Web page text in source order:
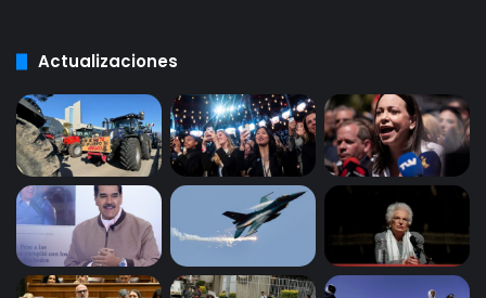
Actualizaciones